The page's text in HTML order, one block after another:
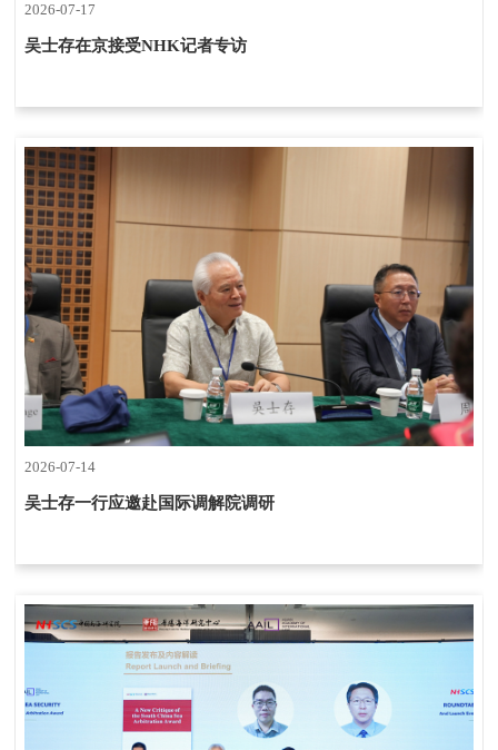
2026-07-17
吴士存在京接受NHK记者专访
2026-07-14
吴士存一行应邀赴国际调解院调研